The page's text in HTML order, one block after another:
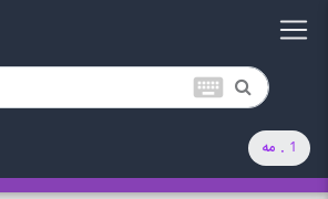
keyboard
1 . مه